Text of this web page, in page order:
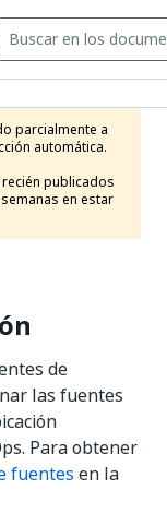
parcialmente a
automática.
publicados
en estar
de
las fuentes
Para obtener
fuentes en la